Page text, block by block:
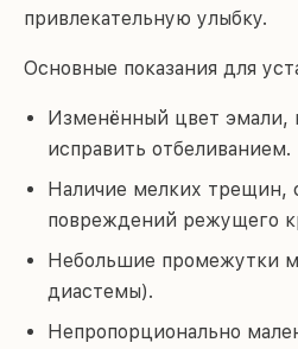
привлекательную улыбку.
Основные показания для
Изменённый цвет эмали,
исправить отбеливанием.
Наличие мелких трещин,
повреждений режущего
Небольшие промежутки
диастемы).
Непропорционально